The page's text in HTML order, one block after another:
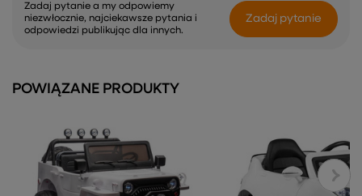
Zadaj pytanie a my odpowiemy
niezwłocznie, najciekawsze pytania i
odpowiedzi publikując dla innych.
Zadaj pytanie
POWIĄZANE PRODUKTY